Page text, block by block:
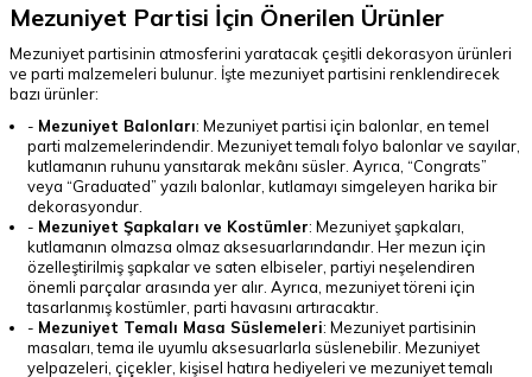
Mezuniyet Partisi İçin Önerilen Ürünler
Mezuniyet partisinin atmosferini yaratacak çeşitli dekorasyon ürünleri
ve parti malzemeleri bulunur. İşte mezuniyet partisini renklendirecek
bazı ürünler:
- Mezuniyet Balonları: Mezuniyet partisi için balonlar, en temel
parti malzemelerindendir. Mezuniyet temalı folyo balonlar ve sayılar,
kutlamanın ruhunu yansıtarak mekânı süsler. Ayrıca, “Congrats”
veya “Graduated” yazılı balonlar, kutlamayı simgeleyen harika bir
dekorasyondur.
- Mezuniyet Şapkaları ve Kostümler: Mezuniyet şapkaları,
kutlamanın olmazsa olmaz aksesuarlarındandır. Her mezun için
özelleştirilmiş şapkalar ve saten elbiseler, partiyi neşelendiren
önemli parçalar arasında yer alır. Ayrıca, mezuniyet töreni için
tasarlanmış kostümler, parti havasını artıracaktır.
- Mezuniyet Temalı Masa Süslemeleri: Mezuniyet partisinin
masaları, tema ile uyumlu aksesuarlarla süslenebilir. Mezuniyet
yelpazeleri, çiçekler, kişisel hatıra hediyeleri ve mezuniyet temalı